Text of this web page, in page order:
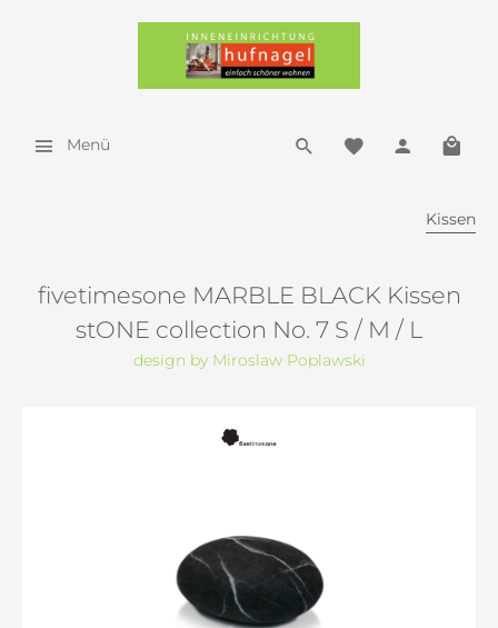
Menü
Kissen
fivetimesone MARBLE BLACK Kissen
stONE collection No. 7 S / M / L
design by Miroslaw Poplawski